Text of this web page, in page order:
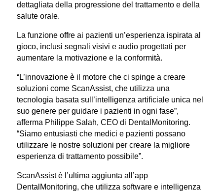
dettagliata della progressione del trattamento e della
salute orale.
La funzione offre ai pazienti un’esperienza ispirata al
gioco, inclusi segnali visivi e audio progettati per
aumentare la motivazione e la conformità.
“L’innovazione è il motore che ci spinge a creare
soluzioni come ScanAssist, che utilizza una
tecnologia basata sull’intelligenza artificiale unica nel
suo genere per guidare i pazienti in ogni fase”,
afferma Philippe Salah, CEO di DentalMonitoring.
“Siamo entusiasti che medici e pazienti possano
utilizzare le nostre soluzioni per creare la migliore
esperienza di trattamento possibile”.
ScanAssist è l’ultima aggiunta all’app
DentalMonitoring, che utilizza software e intelligenza